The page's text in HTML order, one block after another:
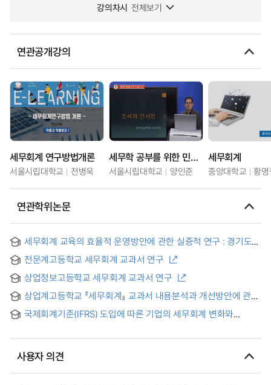
강의차시 전체보기
연관공개강의
세무회계 연구방법개론
서울시립대학교 전병욱
세무학 공부를 위한 민사법 101
서울시립대학교 양인준
세무회계
중앙대학교 황
연관학위논문
세무회계 교육의 효율적 운영방안에 관한 실증적 연구 : 경기도
전문계고등학교 세무회계 교과서 연구
상업정보고등학교 세무회계 교과서 연구
상업계고등학교 『세무회계』 교과서 내용분석과 개선방안에 관한
국제회계기준(IFRS) 도입에 따른 기업의 세무회계 변화와
사용자 의견